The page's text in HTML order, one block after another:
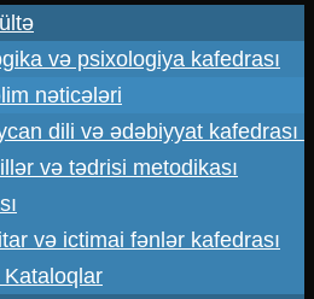
və psixologiya kafedrası
nəticələri
dili və ədəbiyyat kafedrası
və tədrisi metodikası
və ictimai fənlər kafedrası